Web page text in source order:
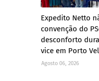
Expedito Netto
convenção do
desconforto
vice em Porto
Agosto 06, 2026